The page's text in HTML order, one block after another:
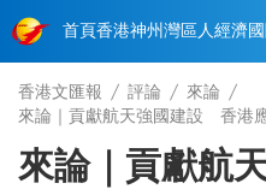
首頁香港神州 灣區人經濟
香港文匯報 評論
來論
來論｜貢獻航天強國建設 香港
來論｜貢獻航